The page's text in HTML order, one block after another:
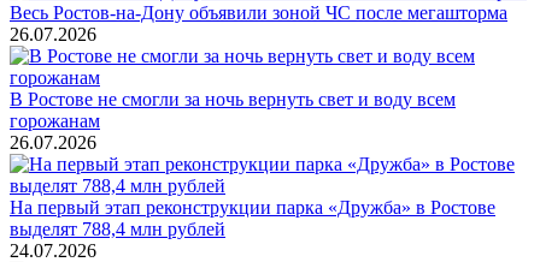
Весь Ростов-на-Дону объявили зоной ЧС после мегашторма
26.07.2026
В Ростове не смогли за ночь вернуть свет и воду всем
горожанам
26.07.2026
На первый этап реконструкции парка «Дружба» в Ростове
выделят 788,4 млн рублей
24.07.2026